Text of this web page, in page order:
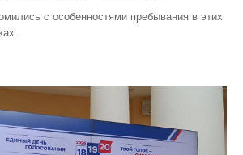
с особенностями пребывания в этих